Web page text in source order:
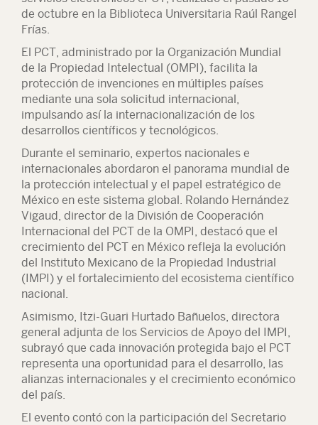
de octubre en la Biblioteca Universitaria Raúl Rangel
Frías.
El PCT, administrado por la Organización Mundial
de la Propiedad Intelectual (OMPI), facilita la
protección de invenciones en múltiples países
mediante una sola solicitud internacional,
impulsando así la internacionalización de los
desarrollos científicos y tecnológicos.
Durante el seminario, expertos nacionales e
internacionales abordaron el panorama mundial de
la protección intelectual y el papel estratégico de
México en este sistema global. Rolando Hernández
Vigaud, director de la División de Cooperación
Internacional del PCT de la OMPI, destacó que el
crecimiento del PCT en México refleja la evolución
del Instituto Mexicano de la Propiedad Industrial
(IMPI) y el fortalecimiento del ecosistema científico
nacional.
Asimismo, Itzi-Guari Hurtado Bañuelos, directora
general adjunta de los Servicios de Apoyo del IMPI,
subrayó que cada innovación protegida bajo el PCT
representa una oportunidad para el desarrollo, las
alianzas internacionales y el crecimiento económico
del país.
El evento contó con la participación del Secretario